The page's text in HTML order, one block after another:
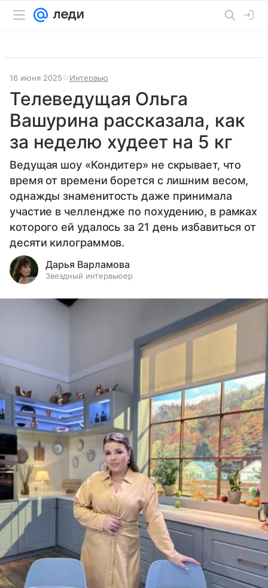
16 июня 2025 Интервью
Телеведущая Ольга
Вашурина рассказала, как
за неделю худеет на 5 кг
Ведущая шоу «Кондитер» не скрывает, что
время от времени борется с лишним весом,
однажды знаменитость даже принимала
участие в челлендже по похудению, в рамках
которого ей удалось за 21 день избавиться от
десяти килограммов.
Дарья Варламова
Звездный интервьюер